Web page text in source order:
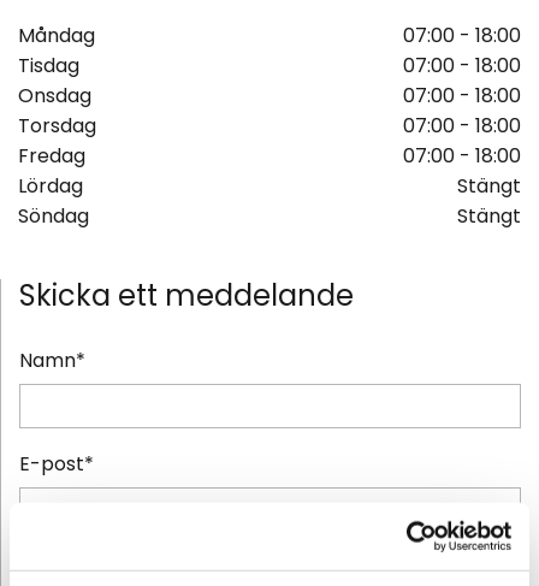
Måndag
07:00 - 18:00
Tisdag
07:00 - 18:00
Onsdag
07:00 - 18:00
Torsdag
07:00 - 18:00
Fredag
07:00 - 18:00
Lördag
Stängt
Söndag
Stängt
Skicka ett meddelande
Namn*
E-post*
Telefon*